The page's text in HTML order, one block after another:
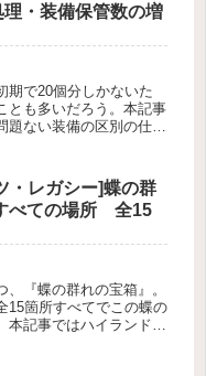
理・装備保管数の増
期で20個分しかないた
とも多いだろう。本記事
ない装備の区別の仕方
・レガシー]蝶の群
べての場所 全15
『蝶の群れの宝箱』。
15箇所すべてでこの蝶の
本記事ではハイランド地